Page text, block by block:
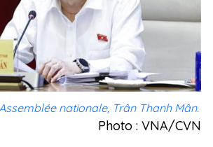
nationale, Trân Thanh Mân.
Photo : VNA/CVN